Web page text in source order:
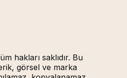
hakları saklıdır. Bu
görsel ve marka